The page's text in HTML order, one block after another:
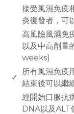
接受風濕免疫
炎復發者，可
高風險風濕
以及中高劑
weeks)
✓
所有風濕免疫
結束後可以繼
經開始口服抗
DNA以及ALT